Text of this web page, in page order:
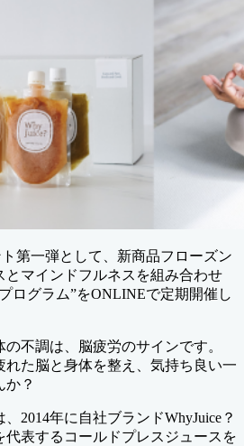
第一弾として、新商品フローズン
とマインドフルネスを組み合わせ
ログラム”をONLINEで定期開催し
不調は、脳疲労のサインです。
れた脳と身体を整え、気持ち良い一
か？
2014年に自社ブランドWhyJuice？
代表するコールドプレスジュースを